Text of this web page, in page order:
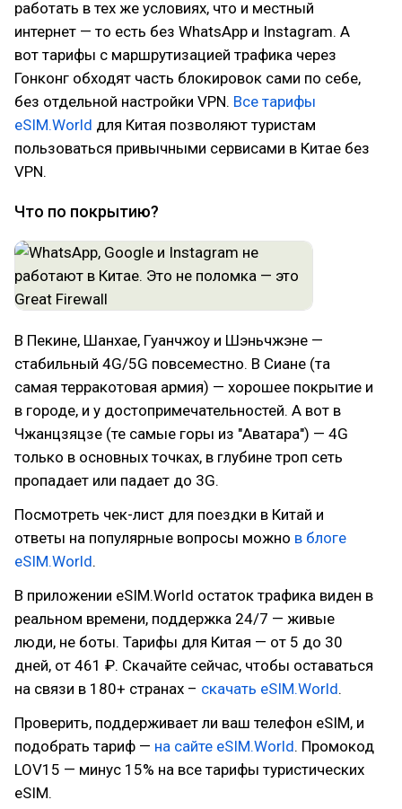
работать в тех же условиях, что и местный
интернет — то есть без WhatsApp и Instagram. А
вот тарифы с маршрутизацией трафика через
Гонконг обходят часть блокировок сами по себе,
без отдельной настройки VPN. Все тарифы
eSIM.World для Китая позволяют туристам
пользоваться привычными сервисами в Китае без
VPN.
Что по покрытию?
В Пекине, Шанхае, Гуанчжоу и Шэньчжэне —
стабильный 4G/5G повсеместно. В Сиане (та
самая терракотовая армия) — хорошее покрытие и
в городе, и у достопримечательностей. А вот в
Чжанцзяцзе (те самые горы из "Аватара") — 4G
только в основных точках, в глубине троп сеть
пропадает или падает до 3G.
Посмотреть чек-лист для поездки в Китай и
ответы на популярные вопросы можно в блоге
eSIM.World.
В приложении eSIM.World остаток трафика виден в
реальном времени, поддержка 24/7 — живые
люди, не боты. Тарифы для Китая — от 5 до 30
дней, от 461 ₽. Скачайте сейчас, чтобы оставаться
на связи в 180+ странах – скачать eSIM.World.
Проверить, поддерживает ли ваш телефон eSIM, и
подобрать тариф — на сайте eSIM.World. Промокод
LOV15 — минус 15% на все тарифы туристических
eSIM.